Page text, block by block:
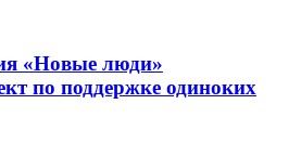
«Новые люди»
по поддержке одиноких